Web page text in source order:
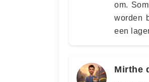
om.
worden
een
Mirthe